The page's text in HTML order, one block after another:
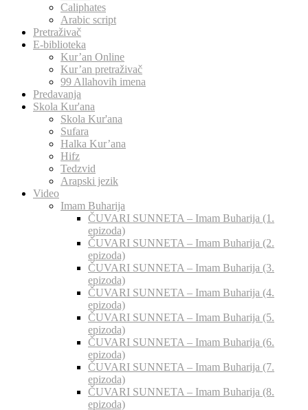
Caliphates
Arabic script
Pretraživač
E-biblioteka
Kur’an Online
Kur’an pretraživač
99 Allahovih imena
Predavanja
Skola Kur'ana
Skola Kur'ana
Sufara
Halka Kur’ana
Hifz
Tedzvid
Arapski jezik
Video
Imam Buharija
ČUVARI SUNNETA – Imam Buharija (1.
epizoda)
ČUVARI SUNNETA – Imam Buharija (2.
epizoda)
ČUVARI SUNNETA – Imam Buharija (3.
epizoda)
ČUVARI SUNNETA – Imam Buharija (4.
epizoda)
ČUVARI SUNNETA – Imam Buharija (5.
epizoda)
ČUVARI SUNNETA – Imam Buharija (6.
epizoda)
ČUVARI SUNNETA – Imam Buharija (7.
epizoda)
ČUVARI SUNNETA – Imam Buharija (8.
epizoda)